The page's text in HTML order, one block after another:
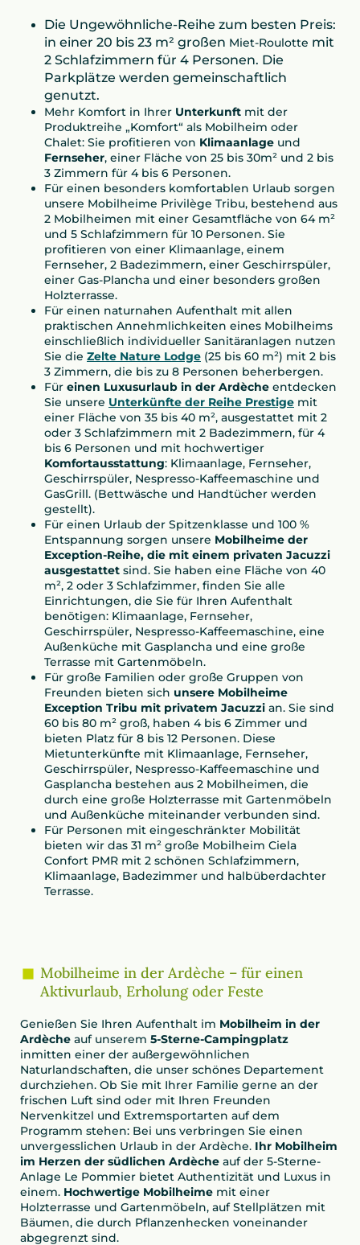
Die Ungewöhnliche-Reihe zum besten Preis:
in einer 20 bis 23 m² großen Miet-Roulotte mit
2 Schlafzimmern für 4 Personen. Die
Parkplätze werden gemeinschaftlich
genutzt.
Mehr Komfort in Ihrer Unterkunft mit der
Produktreihe „Komfort“ als Mobilheim oder
Chalet: Sie profitieren von Klimaanlage und
Fernseher, einer Fläche von 25 bis 30m² und 2 bis
3 Zimmern für 4 bis 6 Personen.
Für einen besonders komfortablen Urlaub sorgen
unsere Mobilheime Privilège Tribu, bestehend aus
2 Mobilheimen mit einer Gesamtfläche von 64 m²
und 5 Schlafzimmern für 10 Personen. Sie
profitieren von einer Klimaanlage, einem
Fernseher, 2 Badezimmern, einer Geschirrspüler,
einer Gas-Plancha und einer besonders großen
Holzterrasse.
Für einen naturnahen Aufenthalt mit allen
praktischen Annehmlichkeiten eines Mobilheims
einschließlich individueller Sanitäranlagen nutzen
Sie die Zelte Nature Lodge (25 bis 60 m²) mit 2 bis
3 Zimmern, die bis zu 8 Personen beherbergen.
Für einen Luxusurlaub in der Ardèche entdecken
Sie unsere Unterkünfte der Reihe Prestige mit
einer Fläche von 35 bis 40 m², ausgestattet mit 2
oder 3 Schlafzimmern mit 2 Badezimmern, für 4
bis 6 Personen und mit hochwertiger
Komfortausstattung: Klimaanlage, Fernseher,
Geschirrspüler, Nespresso-Kaffeemaschine und
GasGrill. (Bettwäsche und Handtücher werden
gestellt).
Für einen Urlaub der Spitzenklasse und 100 %
Entspannung sorgen unsere Mobilheime der
Exception-Reihe, die mit einem privaten Jacuzzi
ausgestattet sind. Sie haben eine Fläche von 40
m², 2 oder 3 Schlafzimmer, finden Sie alle
Einrichtungen, die Sie für Ihren Aufenthalt
benötigen: Klimaanlage, Fernseher,
Geschirrspüler, Nespresso-Kaffeemaschine, eine
Außenküche mit Gasplancha und eine große
Terrasse mit Gartenmöbeln.
Für große Familien oder große Gruppen von
Freunden bieten sich unsere Mobilheime
Exception Tribu mit privatem Jacuzzi an. Sie sind
60 bis 80 m² groß, haben 4 bis 6 Zimmer und
bieten Platz für 8 bis 12 Personen. Diese
Mietunterkünfte mit Klimaanlage, Fernseher,
Geschirrspüler, Nespresso-Kaffeemaschine und
Gasplancha bestehen aus 2 Mobilheimen, die
durch eine große Holzterrasse mit Gartenmöbeln
und Außenküche miteinander verbunden sind.
Für Personen mit eingeschränkter Mobilität
bieten wir das 31 m² große Mobilheim Ciela
Confort PMR mit 2 schönen Schlafzimmern,
Klimaanlage, Badezimmer und halbüberdachter
Terrasse.
Mobilheime in der Ardèche – für einen
Aktivurlaub, Erholung oder Feste
Genießen Sie Ihren Aufenthalt im Mobilheim in der
Ardèche auf unserem 5-Sterne-Campingplatz
inmitten einer der außergewöhnlichen
Naturlandschaften, die unser schönes Departement
durchziehen. Ob Sie mit Ihrer Familie gerne an der
frischen Luft sind oder mit Ihren Freunden
Nervenkitzel und Extremsportarten auf dem
Programm stehen: Bei uns verbringen Sie einen
unvergesslichen Urlaub in der Ardèche. Ihr Mobilheim
im Herzen der südlichen Ardèche auf der 5-Sterne-
Anlage Le Pommier bietet Authentizität und Luxus in
einem. Hochwertige Mobilheime mit einer
Holzterrasse und Gartenmöbeln, auf Stellplätzen mit
Bäumen, die durch Pflanzenhecken voneinander
abgegrenzt sind.